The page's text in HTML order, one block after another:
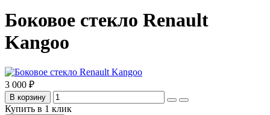
Боковое стекло Renault
Kangoo
3 000 ₽
В корзину
Купить в 1 клик